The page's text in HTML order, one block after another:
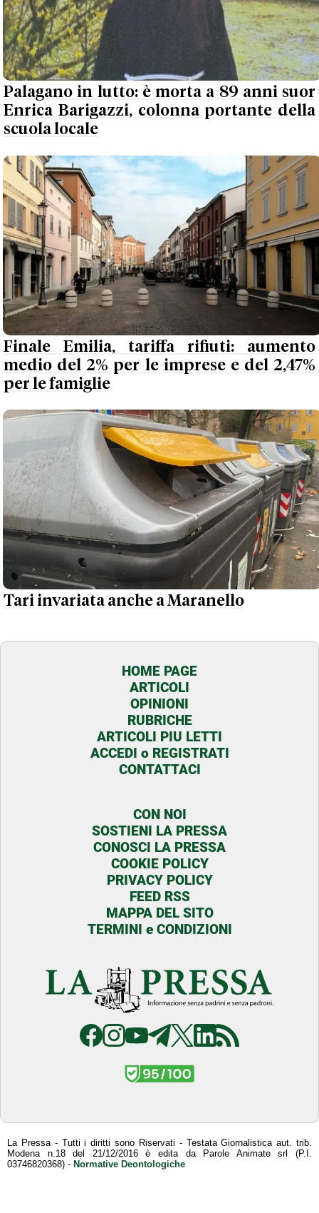
Palagano in lutto: è morta a 89 anni suor
Enrica Barigazzi, colonna portante della
scuola locale
Finale Emilia, tariffa rifiuti: aumento
medio del 2% per le imprese e del 2,47%
per le famiglie
Tari invariata anche a Maranello
HOME PAGE
ARTICOLI
OPINIONI
RUBRICHE
ARTICOLI PIU LETTI
ACCEDI o REGISTRATI
CONTATTACI
CON NOI
SOSTIENI LA PRESSA
CONOSCI LA PRESSA
COOKIE POLICY
PRIVACY POLICY
FEED RSS
MAPPA DEL SITO
TERMINI e CONDIZIONI
La Pressa - Tutti i diritti sono Riservati - Testata Giornalistica aut. trib.
Modena n.18 del 21/12/2016 è edita da Parole Animate srl (P.I.
03746820368) - Normative Deontologiche